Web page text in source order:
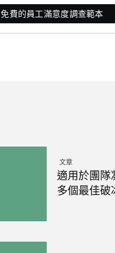
免費的員工滿意度調查範本
文章
適用於團隊
多個最佳破